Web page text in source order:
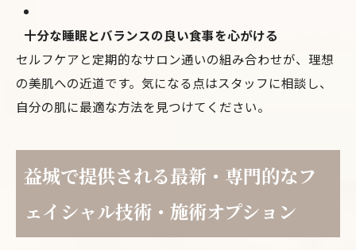
十分な睡眠とバランスの良い食事を心がける
セルフケアと定期的なサロン通いの組み合わせが、理想
の美肌への近道です。気になる点はスタッフに相談し、
自分の肌に最適な方法を見つけてください。
益城で提供される最新・専門的なフ
ェイシャル技術・施術オプション